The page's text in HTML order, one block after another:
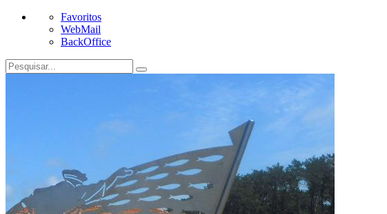
Favoritos
WebMail
BackOffice